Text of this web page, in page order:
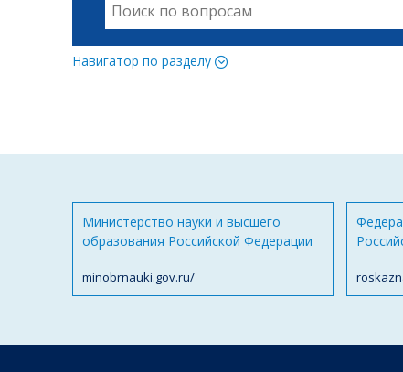
Навигатор по разделу
Министерство науки и высшего
образования Российской Федерации
minobrnauki.gov.ru/